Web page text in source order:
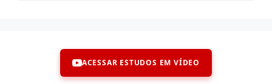
ACESSAR ESTUDOS EM VÍDEO